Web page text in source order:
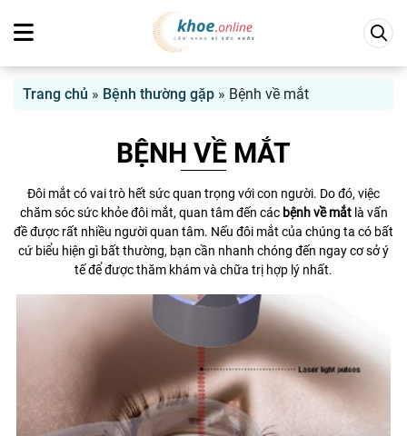
Trang chủ » Bệnh thường gặp » Bệnh về mắt
BỆNH VỀ MẮT
Đôi mắt có vai trò hết sức quan trọng với con người. Do đó, việc
chăm sóc sức khỏe đôi mắt, quan tâm đến các bệnh về mắtlà vấn
đề được rất nhiều người quan tâm. Nếu đôi mắt của chúng ta có bất
cứ biểu hiện gì bất thường, bạn cần nhanh chóng đến ngay cơ sở ý
tế để được thăm khám và chữa trị hợp lý nhất.